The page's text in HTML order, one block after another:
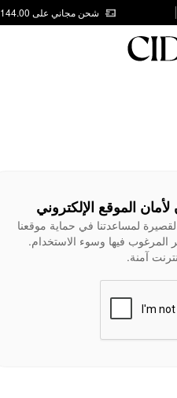
شحن مجاني على AED 144.00
الموقع الإلكتروني
لمساعدتنا في حماية موقعنا
المرغوب فيها وسوء الاستخدام.
آمنة.